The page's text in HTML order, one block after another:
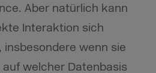
Aber natürlich kann
Interaktion sich
wenn sie
welcher Datenbasis